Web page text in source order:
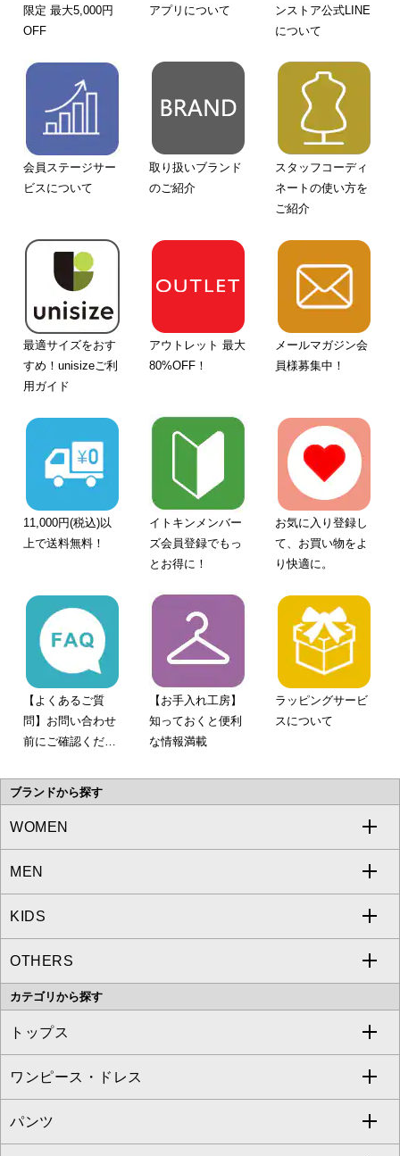
限定 最大5,000円
OFF
アプリについて
ンストア公式LINE
について
会員ステージサー
ビスについて
取り扱いブランド
のご紹介
スタッフコーディ
ネートの使い方を
ご紹介
最適サイズをおす
すめ！unisizeご利
用ガイド
アウトレット 最大
80%OFF！
メールマガジン会
員様募集中！
11,000円(税込)以
上で送料無料！
イトキンメンバー
ズ会員登録でもっ
とお得に！
お気に入り登録し
て、お買い物をよ
り快適に。
【よくあるご質
問】お問い合わせ
前にご確認くださ
【お手入れ工房】
知っておくと便利
な情報満載
ラッピングサービ
スについて
ブランドから探す
WOMEN
a.v.v
MICHEL KLEIN
MK MICHEL KLEIN
OFUON le MK
MEN
a.v.v
MICHEL KLEIN HOMME
MK MICHEL KLEIN HOMME
KIDS
a.v.v
OTHERS
MK MICHEL KLEIN BAG
カテゴリから探す
トップス
すべてのトップス
カットソー・Tシャツ
ワンピース・ドレス
すべてのワンピース・ドレス
パンツ